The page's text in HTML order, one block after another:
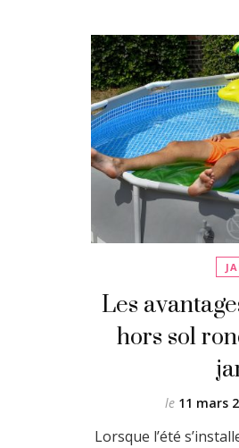
Les
hors sol
le 11 mars
Lorsque l’été